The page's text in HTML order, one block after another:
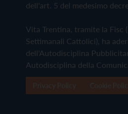
dell'art. 5 del medesimo
Vita Trentina, tramite la Fisc
Settimanali Cattolici), ha
dell'Autodisciplina
Autodisciplina della